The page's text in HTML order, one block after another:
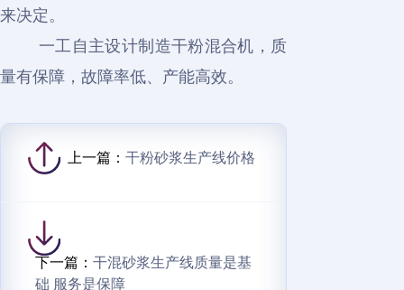
来决定。
一工自主设计制造干粉混合机，质
量有保障，故障率低、产能高效。
上一篇： 干粉砂浆生产线价格
下一篇： 干混砂浆生产线质量是基
础 服务是保障